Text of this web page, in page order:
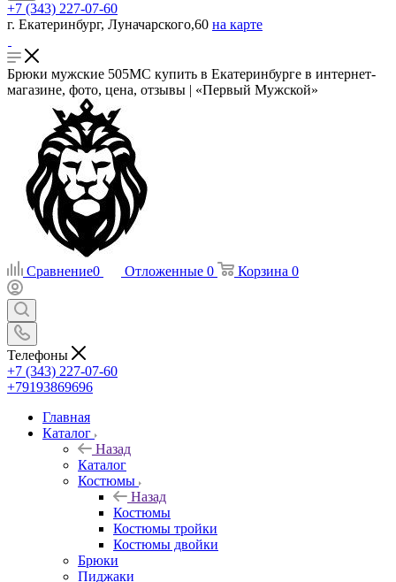
+7 (343) 227-07-60
г. Екатеринбург, Луначарского,60 на карте
Брюки мужские 505МС купить в Екатеринбурге в интернет-
магазине, фото, цена, отзывы | «Первый Мужской»
Сравнение0 Отложенные 0 Корзина 0
Телефоны
+7 (343) 227-07-60
+79193869696
Главная
Каталог
Назад
Каталог
Костюмы
Назад
Костюмы
Костюмы тройки
Костюмы двойки
Брюки
Пиджаки